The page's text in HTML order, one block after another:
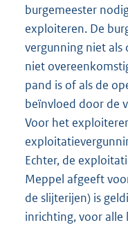
burgemeester
exploiteren. De
vergunning niet als
niet
pand is of als de
beïnvloed door de
Voor het
Echter, de
Meppel afgeeft
de slijterijen) is
inrichting, voor alle